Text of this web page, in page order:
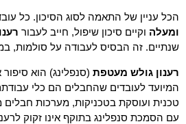
הכל עניין של התאמה לסוג הסיכון. כל
ומעלה וקיים סיכון שיפול, חייב לעבור
שנתיים. זה הבסיס לעבודה על סולמות,
רענון גולש מעטפת (סנפלינג) הוא
המיועד לעובדים שהחבלים הם כלי
טכנית ועוסקת בטכניקות, מערכות חבלים
עם הסמכת סנפלינג בתוקף אינו זקוק